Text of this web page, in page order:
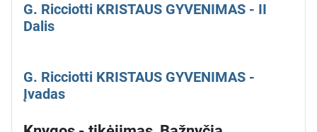
G. Ricciotti KRISTAUS GYVENIMAS - II
Dalis
G. Ricciotti KRISTAUS GYVENIMAS -
Įvadas